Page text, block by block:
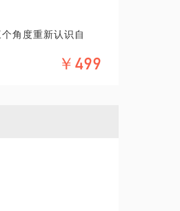
角度重新认识自
加上跨领域人脉沟
思维走出职业迷茫
出自己的产品，连
￥499